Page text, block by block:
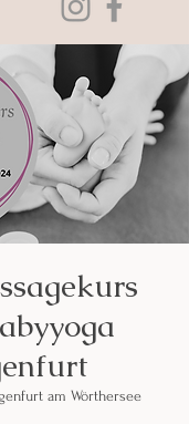
am Wörthersee